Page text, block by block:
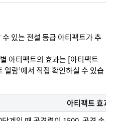
있는 전설 등급 아티팩트가 추
아티팩트의 효과는 [아티팩트
람’에서 직접 확인하실 수 있습
아티팩트 효과